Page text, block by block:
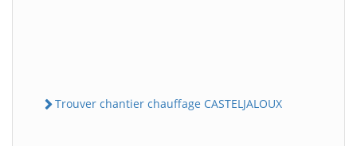
Trouver chantier chauffage CASTELJALOUX